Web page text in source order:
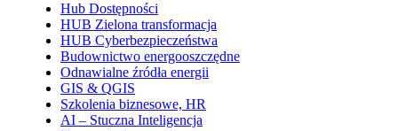
Hub Dostępności
HUB Zielona transformacja
HUB Cyberbezpieczeństwa
Budownictwo energooszczędne
Odnawialne źródła energii
GIS & QGIS
Szkolenia biznesowe, HR
AI – Stuczna Inteligencja